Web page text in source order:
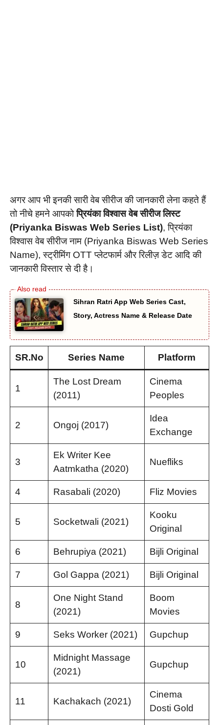
अगर आप भी इनकी सारी वेब सीरीज की जानकारी लेना कहते हैं
तो नीचे हमने आपकोप्रियंका विश्वास वेब सीरीज लिस्ट
(Priyanka Biswas Web Series List), प्रियंका
विश्वास वेब सीरीज नाम (Priyanka Biswas Web Series
Name), स्ट्रीमिंग OTT प्लेटफार्म और रिलीज़ डेट आदि की
जानकारी विस्तार से दी है।
Sihran Ratri App Web Series Cast,
Story, Actress Name & Release Date
SR.No Series Name Platform
1
The Lost Dream
(2011)
Cinema
Peoples
2 Ongoj (2017)
Idea
Exchange
3
Ek Writer Kee
Aatmkatha (2020)
Nuefliks
4 Rasabali (2020) Fliz Movies
5 Socketwali (2021)
Kooku
Original
6 Behrupiya (2021) Bijli Original
7 Gol Gappa (2021) Bijli Original
8
One Night Stand
(2021)
Boom
Movies
9 Seks Worker (2021) Gupchup
10
Midnight Massage
(2021)
Gupchup
11 Kachakach (2021)
Cinema
Dosti Gold